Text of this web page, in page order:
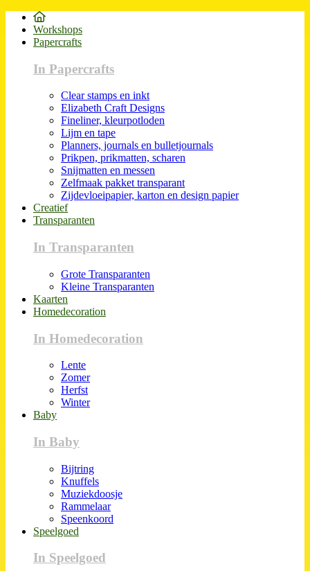
Workshops
Papercrafts
In Papercrafts
Clear stamps en inkt
Elizabeth Craft Designs
Fineliner, kleurpotloden
Lijm en tape
Planners, journals en bulletjournals
Prikpen, prikmatten, scharen
Snijmatten en messen
Zelfmaak pakket transparant
Zijdevloeipapier, karton en design papier
Creatief
Transparanten
In Transparanten
Grote Transparanten
Kleine Transparanten
Kaarten
Homedecoration
In Homedecoration
Lente
Zomer
Herfst
Winter
Baby
In Baby
Bijtring
Knuffels
Muziekdoosje
Rammelaar
Speenkoord
Speelgoed
In Speelgoed